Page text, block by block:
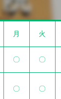
月 火
〇 〇
〇 〇